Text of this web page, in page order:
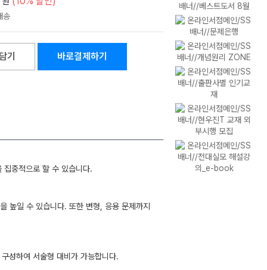
기 바로결제하기
중적으로 할 수 있습니다.
높일 수 있습니다. 또한 변형, 응용 문제까지
성하여 서술형 대비가 가능합니다.